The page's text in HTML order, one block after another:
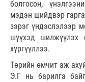
болгосон,
мэдэн шийдвэр
зэрэг үндэслэлээр
шүүхэд шилжүүлэх
хүргүүллээ.
Төрийн өмчит аж
Э.Г нь барилга